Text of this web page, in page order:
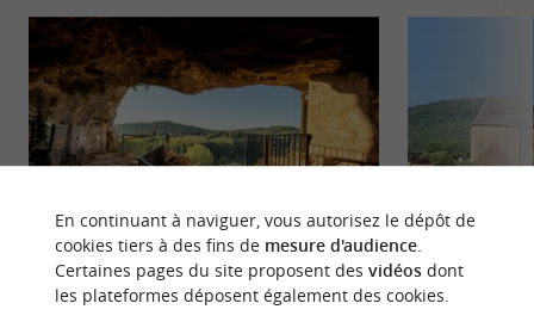
Maison Forte de Reignac Tursac
En continuant à naviguer, vous autorisez le dépôt de
cookies tiers à des fins de mesure d'audience.
Certaines pages du site proposent des vidéosdont
les plateformes déposent également des cookies.